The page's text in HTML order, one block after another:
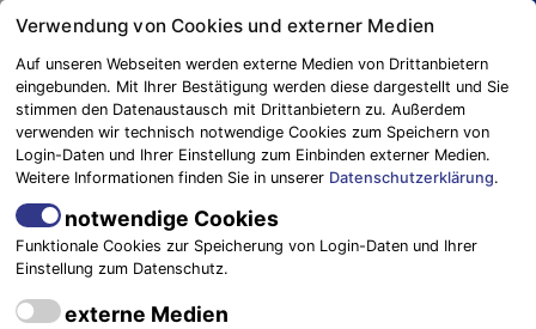
Springe
Inhalt
Blaulichtreport
Elbe-Elster
Über 550 Einsätze für Einsatzkräfte
der Feuerwehren im Landkreis Elbe –
Elster
31. August 2017 -Einsätze
Verwendung von Cookies und externer Medien
Auf unseren Webseiten werden externe Medien von Drittanbietern
eingebunden. Mit Ihrer Bestätigung werden diese dargestellt und Sie
stimmen den Datenaustausch mit Drittanbietern zu. Außerdem
verwenden wir technisch notwendige Cookies zum Speichern von
Login-Daten und Ihrer Einstellung zum Einbinden externer Medien.
Weitere Informationen finden Sie in unserer Datenschutzerklärung.
notwendige Cookies
Funktionale Cookies zur Speicherung von Login-Daten und Ihrer
Einstellung zum Datenschutz.
externe Medien